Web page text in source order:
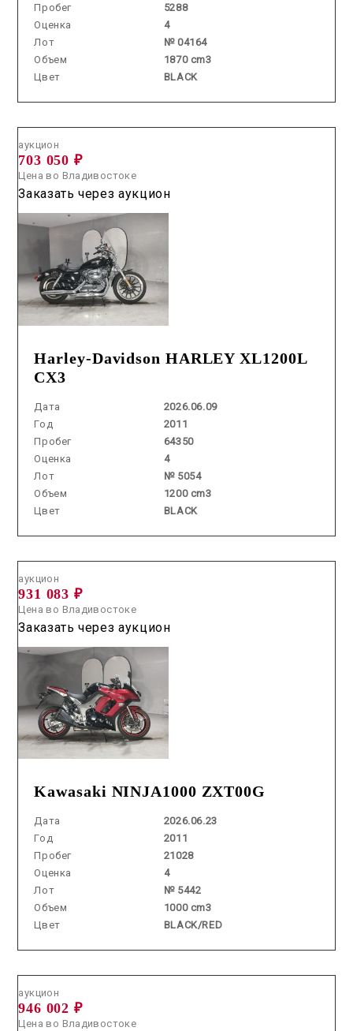
Пробег
5288
Оценка
4
Лот
№ 04164
Объем
1870 cm3
Цвет
BLACK
Harley-Davidson HARLEY XL1200L
CX3
Дата
2026.06.09
Год
2011
Пробег
64350
Оценка
4
Лот
№ 5054
Объем
1200 cm3
Цвет
BLACK
аукцион
703 050 ₽
Цена во Владивостоке
Заказать через аукцион
Kawasaki NINJA1000 ZXT00G
Дата
2026.06.23
Год
2011
Пробег
21028
Оценка
4
Лот
№ 5442
Объем
1000 cm3
Цвет
BLACK/RED
аукцион
931 083 ₽
Цена во Владивостоке
Заказать через аукцион
аукцион
946 002 ₽
Цена во Владивостоке